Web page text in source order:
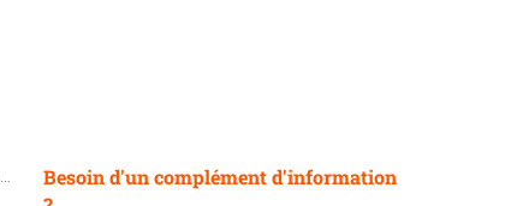
Besoin d'un complément d'information